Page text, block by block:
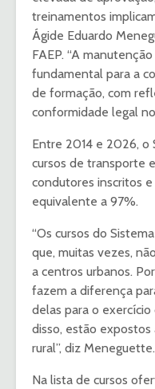
treinamentos
Ágide Eduardo
FAEP. “A
fundamental para a
de formação, com
conformidade legal
Entre 2014 e 2026, o
cursos de transporte
condutores inscritos e
equivalente a 97%.
“Os cursos do
que, muitas vezes,
a centros urbanos.
fazem a diferença
delas para o
disso, estão
rural”, diz Meneguette.
Na lista de cursos